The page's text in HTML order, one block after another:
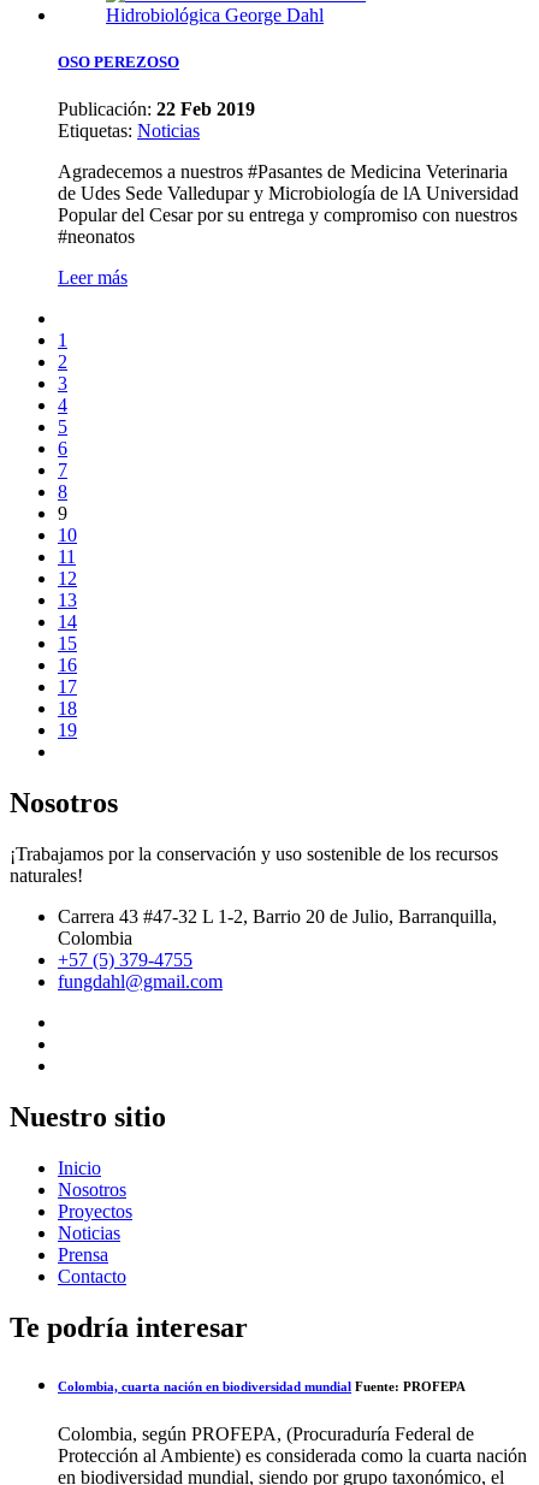
OSO PEREZOSO
Publicación: 22 Feb 2019
Etiquetas: Noticias
Agradecemos a nuestros #Pasantes de Medicina Veterinaria
de Udes Sede Valledupar y Microbiología de lA Universidad
Popular del Cesar por su entrega y compromiso con nuestros
#neonatos
Leer más
1
2
3
4
5
6
7
8
9
10
11
12
13
14
15
16
17
18
19
Nosotros
¡Trabajamos por la conservación y uso sostenible de los recursos
naturales!
Carrera 43 #47-32 L 1-2, Barrio 20 de Julio, Barranquilla,
Colombia
+57 (5) 379-4755
fungdahl@gmail.com
Nuestro sitio
Inicio
Nosotros
Proyectos
Noticias
Prensa
Contacto
Te podría interesar
Colombia, cuarta nación en biodiversidad mundial Fuente: PROFEPA
Colombia, según PROFEPA, (Procuraduría Federal de
Protección al Ambiente) es considerada como la cuarta nación
en biodiversidad mundial, siendo por grupo taxonómico, el